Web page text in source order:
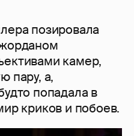
позировала
камер,
пару, а,
попадала в
криков и побоев.